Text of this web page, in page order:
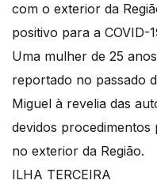
com o exterior da
positivo para a COVID-
Uma mulher de 25
reportado no passado
Miguel à revelia das
devidos
no exterior da Região.
ILHA TERCEIRA